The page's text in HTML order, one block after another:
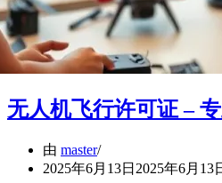
无人机飞行许可证 –
由 master
2025年6月13日 2025年6月13